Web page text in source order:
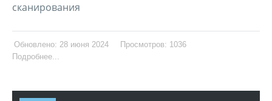
сканирования
Обновлено: 28 июня 2024
Просмотров: 1036
Подробнее...